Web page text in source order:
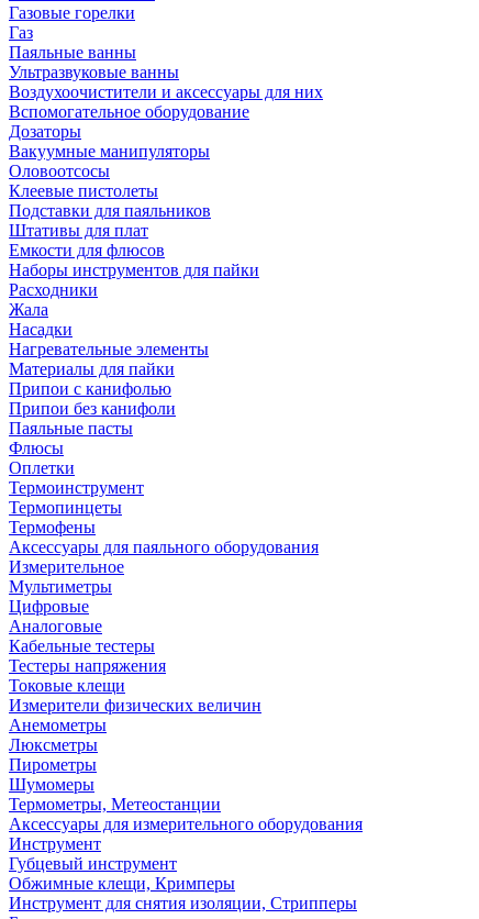
Газовые горелки
Газ
Паяльные ванны
Ультразвуковые ванны
Воздухоочистители и аксессуары для них
Вспомогательное оборудование
Дозаторы
Вакуумные манипуляторы
Оловоотсосы
Клеевые пистолеты
Подставки для паяльников
Штативы для плат
Емкости для флюсов
Наборы инструментов для пайки
Расходники
Жала
Насадки
Нагревательные элементы
Материалы для пайки
Припои с канифолью
Припои без канифоли
Паяльные пасты
Флюсы
Оплетки
Термоинструмент
Термопинцеты
Термофены
Аксессуары для паяльного оборудования
Измерительное
Мультиметры
Цифровые
Аналоговые
Кабельные тестеры
Тестеры напряжения
Токовые клещи
Измерители физических величин
Анемометры
Люксметры
Пирометры
Шумомеры
Термометры, Метеостанции
Аксессуары для измерительного оборудования
Инструмент
Губцевый инструмент
Обжимные клещи, Кримперы
Инструмент для снятия изоляции, Стрипперы